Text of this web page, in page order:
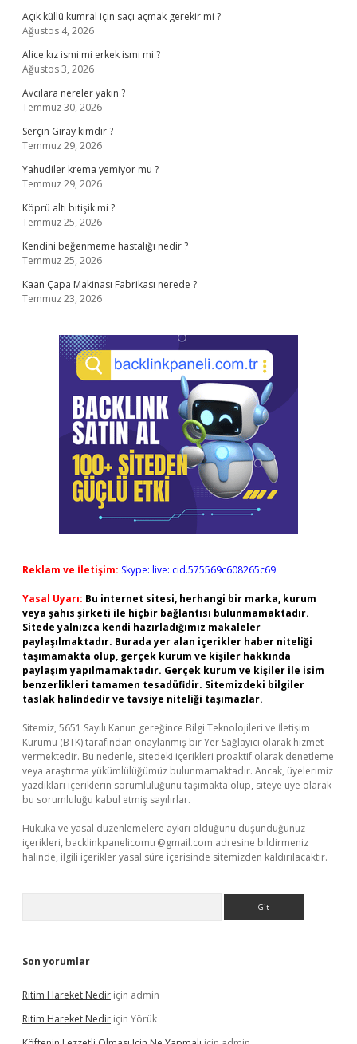
Açık küllü kumral için saçı açmak gerekir mi ?
Ağustos 4, 2026
Alice kız ismi mi erkek ismi mi ?
Ağustos 3, 2026
Avcılara nereler yakın ?
Temmuz 30, 2026
Serçin Giray kimdir ?
Temmuz 29, 2026
Yahudiler krema yemiyor mu ?
Temmuz 29, 2026
Köprü altı bitişik mi ?
Temmuz 25, 2026
Kendini beğenmeme hastalığı nedir ?
Temmuz 25, 2026
Kaan Çapa Makinası Fabrikası nerede ?
Temmuz 23, 2026
Reklam ve İletişim: Skype: live:.cid.575569c608265c69
Yasal Uyarı: Bu internet sitesi, herhangi bir marka, kurum
veya şahıs şirketi ile hiçbir bağlantısı bulunmamaktadır.
Sitede yalnızca kendi hazırladığımız makaleler
paylaşılmaktadır. Burada yer alan içerikler haber niteliği
taşımamakta olup, gerçek kurum ve kişiler hakkında
paylaşım yapılmamaktadır. Gerçek kurum ve kişiler ile isim
benzerlikleri tamamen tesadüfidir. Sitemizdeki bilgiler
taslak halindedir ve tavsiye niteliği taşımazlar.
Sitemiz, 5651 Sayılı Kanun gereğince Bilgi Teknolojileri ve İletişim
Kurumu (BTK) tarafından onaylanmış bir Yer Sağlayıcı olarak hizmet
vermektedir. Bu nedenle, sitedeki içerikleri proaktif olarak denetleme
veya araştırma yükümlülüğümüz bulunmamaktadır. Ancak, üyelerimiz
yazdıkları içeriklerin sorumluluğunu taşımakta olup, siteye üye olarak
bu sorumluluğu kabul etmiş sayılırlar.
Hukuka ve yasal düzenlemelere aykırı olduğunu düşündüğünüz
içerikleri, backlinkpanelicomtr@gmail.com adresine bildirmeniz
halinde, ilgili içerikler yasal süre içerisinde sitemizden kaldırılacaktır.
Son yorumlar
Ritim Hareket Nedir için admin
Ritim Hareket Nedir için Yörük